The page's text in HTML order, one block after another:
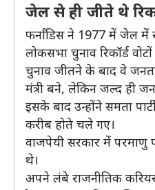
जेल से ही जीते थे
फर्नांडिस ने 1977 में जेल
लोकसभा चुनाव रिकॉर्ड
चुनाव जीतने के बाद वे जनता
मंत्री बने, लेकिन जल्द ही
इसके बाद उन्होंने समता
करीब होते चले गए।
वाजपेयी सरकार में परमाणु
थे।
अपने लंबे राजनीतिक करियर